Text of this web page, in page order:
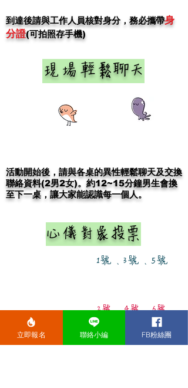
現場輕鬆聊天
​到達後請與工作人員核對身分，務必攜帶身
分證(可拍照存手機)
​活動開始後，請與各桌的異性輕鬆聊天及交換
聯絡資料(2男2女)。​約12~15分鐘男生會換
至下一桌，讓大家能認識每一個人。
​心儀對象投票
1號、3號、5號
2號、4號、6號
立即報名 聯絡小編 FB粉絲團